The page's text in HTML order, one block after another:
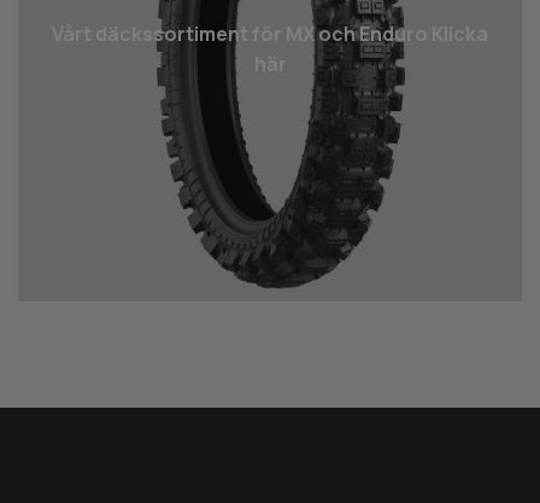
Vårt däcks­sortiment för MX och Enduro Klicka